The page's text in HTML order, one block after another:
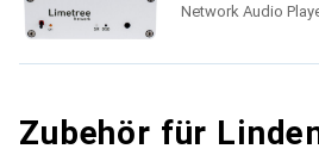
Network Audio
Zubehör für